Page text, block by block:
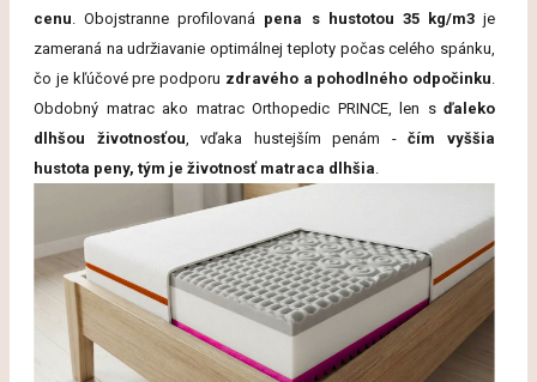
cenu. Obojstranne profilovaná pena s hustotou 35 kg/m3je
zameraná na udržiavanie optimálnej teploty počas celého spánku,
čo je kľúčové pre podporu zdravého a pohodlného odpočinku.
Obdobný matrac ako matrac Orthopedic PRINCE, len s ďaleko
dlhšou životnosťou, vďaka hustejším penám -čím vyššia
hustota peny, tým je životnosť matraca dlhšia.